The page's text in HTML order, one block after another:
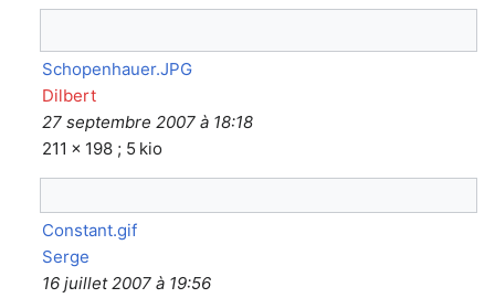
Schopenhauer.JPG
Dilbert
27 septembre 2007 à 18:18
211 × 198 ; 5 kio
Constant.gif
Serge
16 juillet 2007 à 19:56